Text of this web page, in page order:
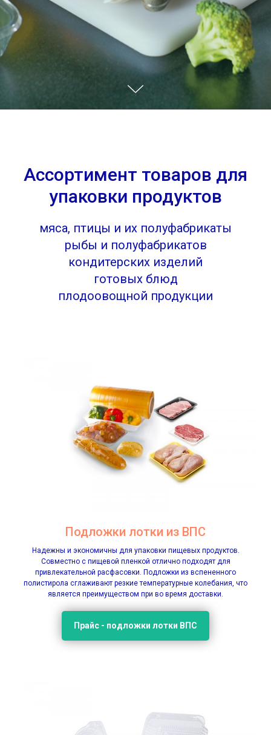
Ассортимент товаров для
упаковки продуктов
мяса, птицы и их полуфабрикаты
рыбы и полуфабрикатов
кондитерских изделий
готовых блюд
плодоовощной продукции
Подложки лотки из ВПС
Надежны и экономичны для упаковки пищевых продуктов.
Совместно с пищевой пленкой отлично подходят для
привлекательной расфасовки. Подложки из вспененного
полистирола сглаживают резкие температурные колебания, что
является преимуществом при во время доставки.
Прайс - подложки лотки ВПС